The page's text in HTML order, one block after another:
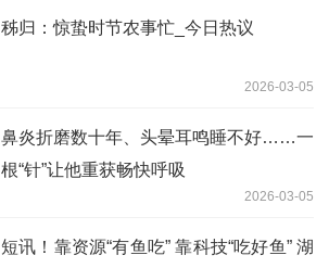
秭归：惊蛰时节农事忙_今日热议
2026-03-05
鼻炎折磨数十年、头晕耳鸣睡不好……一
根“针”让他重获畅快呼吸
2026-03-05
短讯！靠资源“有鱼吃” 靠科技“吃好鱼” 湖